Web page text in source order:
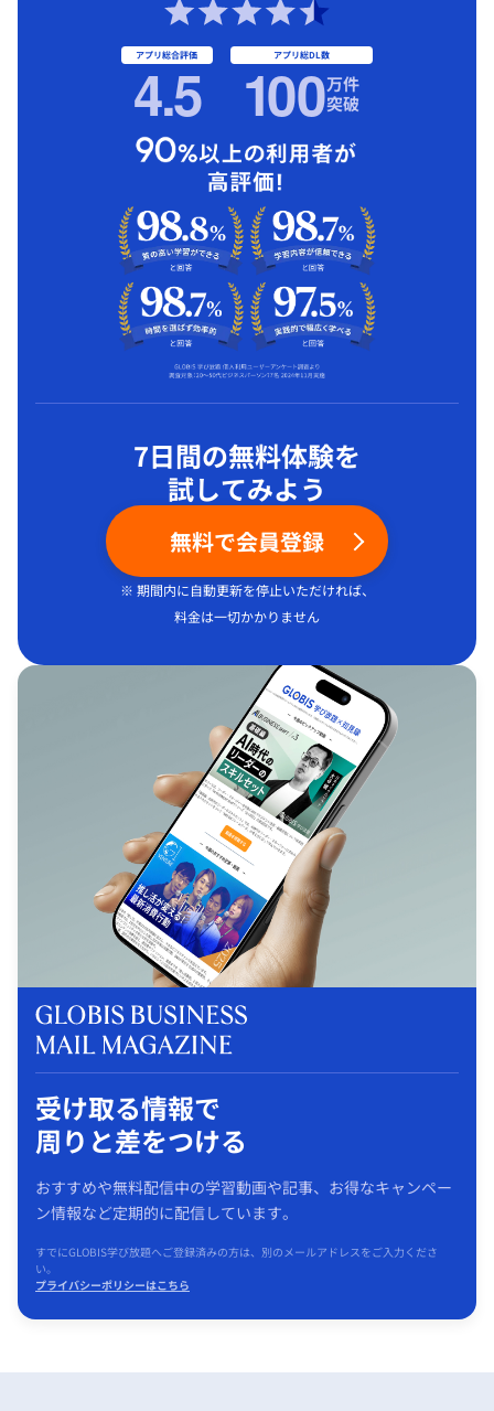
アプリ総合評価
4.5 アプリ総DL数
100万件
突破
7日間の無料体験を
試してみよう
無料で会員登録
※ 期間内に自動更新を停止いただければ、
料金は一切かかりません
受け取る情報で
周りと差をつける
おすすめや無料配信中の学習動画や記事、お得なキャンペー
ン情報など定期的に配信しています。
すでにGLOBIS学び放題へご登録済みの方は、別のメールアドレスをご入力くださ
い。
プライバシーポリシーはこちら